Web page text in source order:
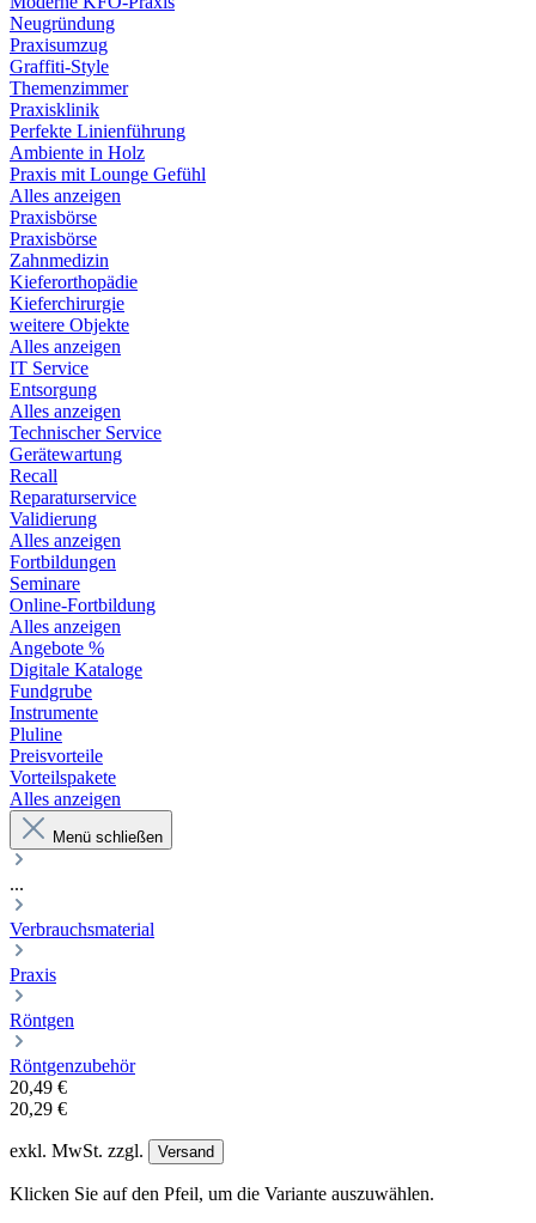
Neugründung
Praxisumzug
Graffiti-Style
Themenzimmer
Praxisklinik
Perfekte Linienführung
Ambiente in Holz
Praxis mit Lounge Gefühl
Alles anzeigen
Praxisbörse
Praxisbörse
Zahnmedizin
Kieferorthopädie
Kieferchirurgie
weitere Objekte
Alles anzeigen
IT Service
Entsorgung
Alles anzeigen
Technischer Service
Gerätewartung
Recall
Reparaturservice
Validierung
Alles anzeigen
Fortbildungen
Seminare
Online-Fortbildung
Alles anzeigen
Angebote %
Digitale Kataloge
Fundgrube
Instrumente
Pluline
Preisvorteile
Vorteilspakete
Alles anzeigen
Menü schließen
...
Verbrauchsmaterial
Praxis
Röntgen
Röntgenzubehör
20,49 €
20,29 €
exkl. MwSt. zzgl. Versand
Klicken Sie auf den Pfeil, um die Variante auszuwählen.